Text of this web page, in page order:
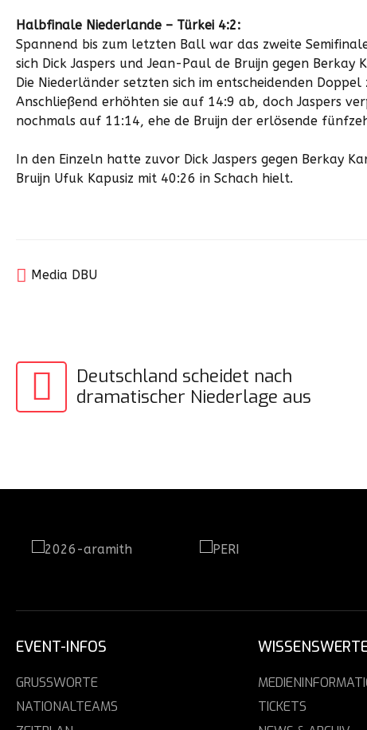
Halbfinale Niederlande – Türkei 4:2:
Spannend bis zum letzten Ball war das zweite
sich Dick Jaspers und Jean-Paul de Bruijn gegen
Die Niederländer setzten sich im entscheidenden
Anschließend erhöhten sie auf 14:9 ab, doch Jaspers
nochmals auf 11:14, ehe de Bruijn der erlösende
In den Einzeln hatte zuvor Dick Jaspers gegen Berkay
Bruijn Ufuk Kapusiz mit 40:26 in Schach hielt.
Media DBU
Beitragsnavigation
Deutschland scheidet nach
dramatischer Niederlage aus
EVENT-INFOS
GRUSSWORTE
NATIONALTEAMS
TICKETS